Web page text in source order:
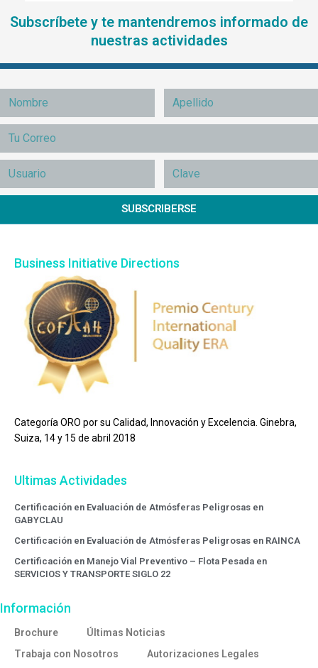
Subscríbete y te mantendremos informado de
nuestras actividades
SUBSCRIBERSE
Business Initiative Directions
Categoría ORO por su Calidad, Innovación y Excelencia. Ginebra,
Suiza, 14 y 15 de abril 2018
Ultimas Actividades
Certificación en Evaluación de Atmósferas Peligrosas en
GABYCLAU
Certificación en Evaluación de Atmósferas Peligrosas en RAINCA
Certificación en Manejo Vial Preventivo – Flota Pesada en
SERVICIOS Y TRANSPORTE SIGLO 22
Información
Brochure
Últimas Noticias
Trabaja con Nosotros
Autorizaciones Legales